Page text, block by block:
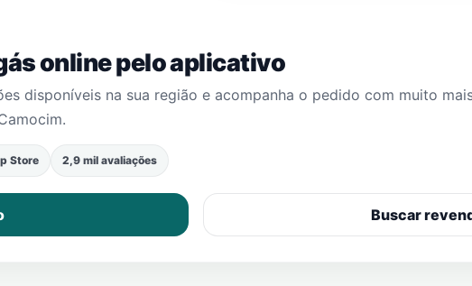
online pelo aplicativo
disponíveis na sua região e acompanha o pedido com muito
.
Store 2,9 mil avaliações
Buscar